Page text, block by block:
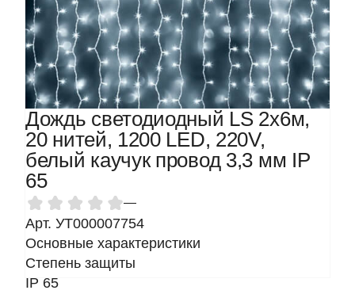
Дождь светодиодный LS 2х6м,
20 нитей, 1200 LED, 220V,
белый каучук провод 3,3 мм IP
65
—
Арт. УТ000007754
Основные характеристики
Степень защиты
IP 65